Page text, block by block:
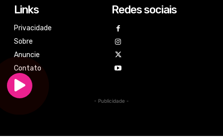
Links
Privacidade
Sobre
Anuncie
Contato
Redes sociais
- Publicidade -